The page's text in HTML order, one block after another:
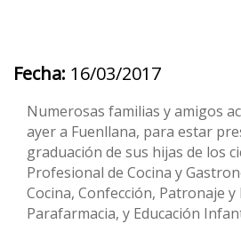
Fecha: 16/03/2017
Numerosas familias y amigos
ayer a Fuenllana, para estar
graduación de sus hijas de los
Profesional de Cocina y
Cocina, Confección, Patronaje y
Parafarmacia, y Educación